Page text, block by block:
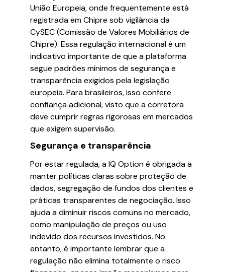
União Europeia, onde frequentemente está
registrada em Chipre sob vigilância da
CySEC (Comissão de Valores Mobiliários de
Chipre). Essa regulação internacional é um
indicativo importante de que a plataforma
segue padrões mínimos de segurança e
transparência exigidos pela legislação
europeia. Para brasileiros, isso confere
confiança adicional, visto que a corretora
deve cumprir regras rigorosas em mercados
que exigem supervisão.
Segurança e transparência
Por estar regulada, a IQ Option é obrigada a
manter políticas claras sobre proteção de
dados, segregação de fundos dos clientes e
práticas transparentes de negociação. Isso
ajuda a diminuir riscos comuns no mercado,
como manipulação de preços ou uso
indevido dos recursos investidos. No
entanto, é importante lembrar que a
regulação não elimina totalmente o risco